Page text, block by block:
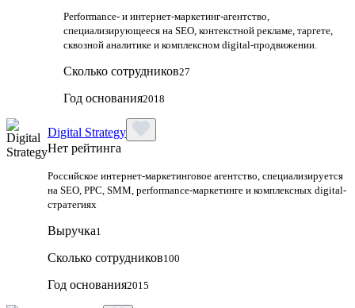
Performance‑ и интернет‑маркетинг‑агентство,
специализирующееся на SEO, контекстной рекламе, таргете,
сквозной аналитике и комплексном digital‑продвижении.
Сколько сотрудников27
Год основания2018
Digital Strategy
Нет рейтинга
Российское интернет-маркетинговое агентство, специализируется
на SEO, PPC, SMM, performance-маркетинге и комплексных digital-
стратегиях
Выручка1
Сколько сотрудников100
Год основания2015